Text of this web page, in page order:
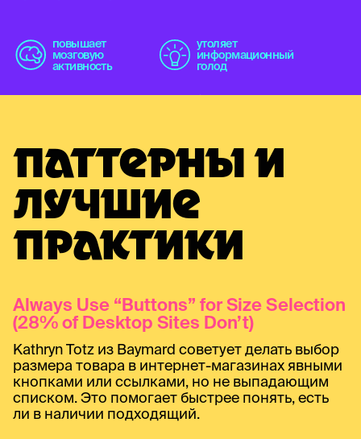
повышает
мозговую
активность
утоляет
информационный
голод
ПАТТЕРНЫ И
ЛУЧШИЕ
ПРАКТИКИ
Always Use “Buttons” for Size Selection
(28% of Desktop Sites Don’t)
Kathryn Totz из Baymard советует делать выбор
размера товара в интернет-магазинах явными
кнопками или ссылками, но не выпадающим
списком. Это помогает быстрее понять, есть
ли в наличии подходящий.